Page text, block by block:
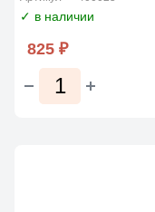
✓ в наличии
825 ₽